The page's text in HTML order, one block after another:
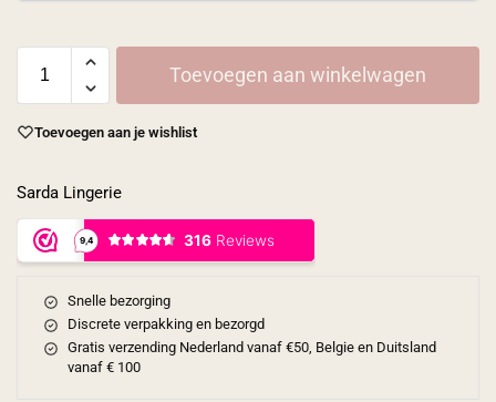
Toevoegen aan winkelwagen
Toevoegen aan je wishlist
Sarda Lingerie
Snelle bezorging
Discrete verpakking en bezorgd
Gratis verzending Nederland vanaf €50, Belgie en Duitsland
vanaf € 100